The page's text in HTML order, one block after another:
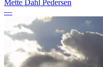
Mette Dahl Pedersen
—